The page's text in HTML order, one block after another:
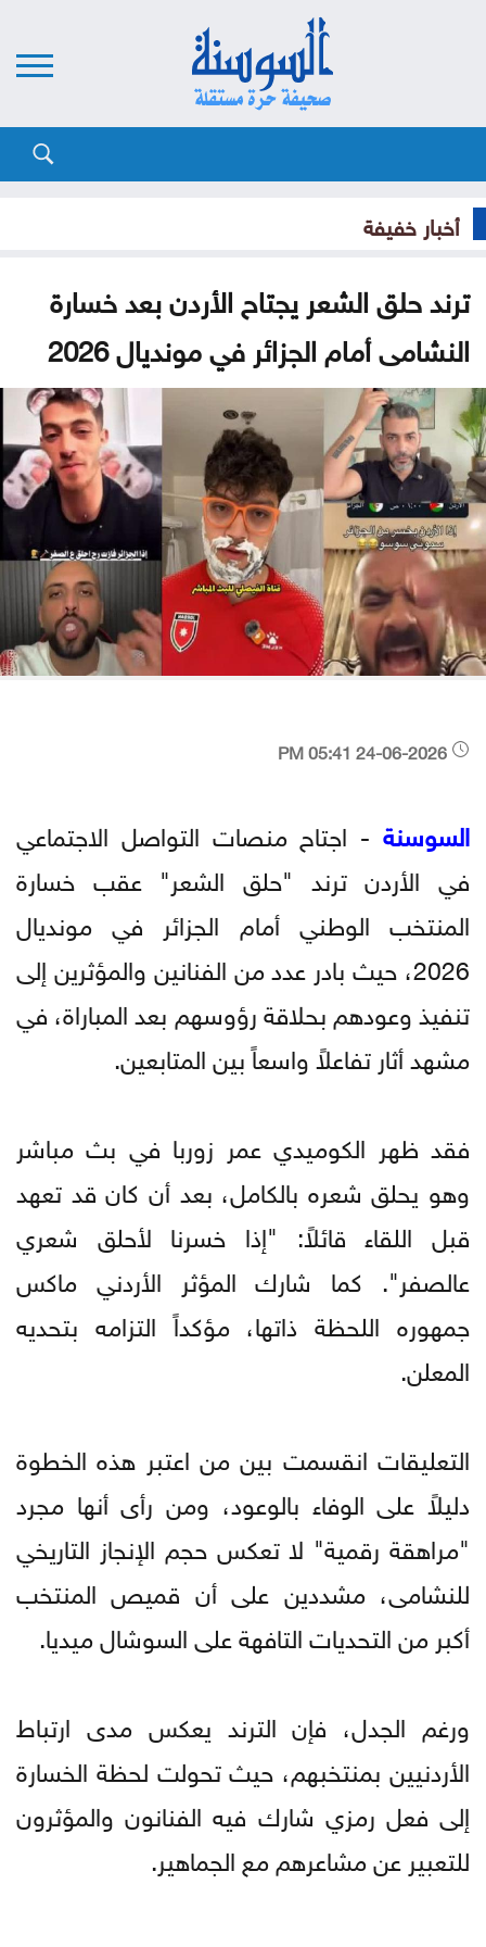
أخبار خفيفة
ترند حلق الشعر يجتاح الأردن بعد خسارة
النشامى أمام الجزائر في مونديال 2026
السوسنة - اجتاح منصات التواصل الاجتماعي
في الأردن ترند "حلق الشعر" عقب خسارة
المنتخب الوطني أمام الجزائر في مونديال
2026، حيث بادر عدد من الفنانين والمؤثرين إلى
تنفيذ وعودهم بحلاقة رؤوسهم بعد المباراة، في
مشهد أثار تفاعلاً واسعاً بين المتابعين.
فقد ظهر الكوميدي عمر زوربا في بث مباشر
وهو يحلق شعره بالكامل، بعد أن كان قد تعهد
قبل اللقاء قائلاً: "إذا خسرنا لأحلق شعري
عالصفر". كما شارك المؤثر الأردني ماكس
جمهوره اللحظة ذاتها، مؤكداً التزامه بتحديه
المعلن.
التعليقات انقسمت بين من اعتبر هذه الخطوة
دليلاً على الوفاء بالوعود، ومن رأى أنها مجرد
"مراهقة رقمية" لا تعكس حجم الإنجاز التاريخي
للنشامى، مشددين على أن قميص المنتخب
أكبر من التحديات التافهة على السوشال ميديا.
ورغم الجدل، فإن الترند يعكس مدى ارتباط
الأردنيين بمنتخبهم، حيث تحولت لحظة الخسارة
إلى فعل رمزي شارك فيه الفنانون والمؤثرون
للتعبير عن مشاعرهم مع الجماهير.